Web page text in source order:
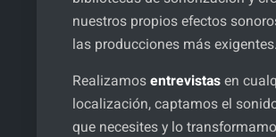
nuestros propios efectos
las producciones más exigentes.
Realizamosentrevistasen
localización, captamos el
que necesites y lo